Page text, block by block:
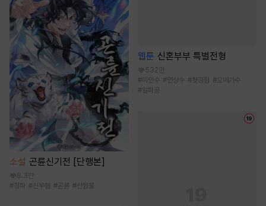
소설 곤륜신기전 [단행본]
8.3만
#정파 #신무협 #곤륜 #선협물
웹툰 신혼부부 특별전형
532만
#미인수 #연상수 #첫경험 #오메가수
#알파공